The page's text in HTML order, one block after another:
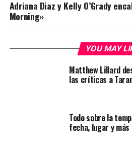
Adriana Diaz y Kelly O’Grady
Morning»
YOU MAY
Matthew Lillard
las críticas a
Todo sobre la
fecha, lugar y más